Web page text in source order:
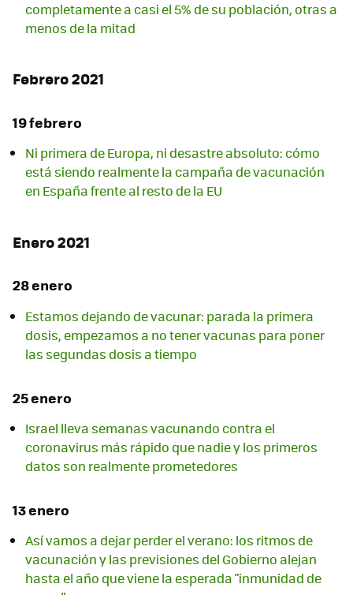
completamente a casi el 5% de su población, otras a
menos de la mitad
Febrero 2021
19 febrero
Ni primera de Europa, ni desastre absoluto: cómo
está siendo realmente la campaña de vacunación
en España frente al resto de la EU
Enero 2021
28 enero
Estamos dejando de vacunar: parada la primera
dosis, empezamos a no tener vacunas para poner
las segundas dosis a tiempo
25 enero
Israel lleva semanas vacunando contra el
coronavirus más rápido que nadie y los primeros
datos son realmente prometedores
13 enero
Así vamos a dejar perder el verano: los ritmos de
vacunación y las previsiones del Gobierno alejan
hasta el año que viene la esperada "inmunidad de